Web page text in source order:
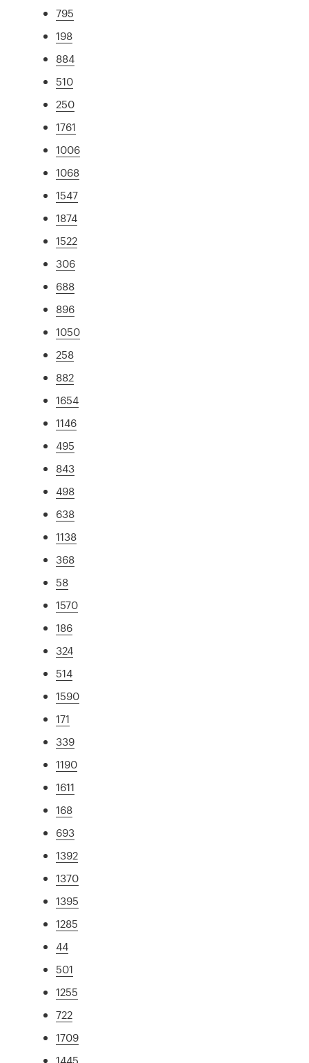
795
198
884
510
250
1761
1006
1068
1547
1874
1522
306
688
896
1050
258
882
1654
1146
495
843
498
638
1138
368
58
1570
186
324
514
1590
171
339
1190
1611
168
693
1392
1370
1395
1285
44
501
1255
722
1709
1445